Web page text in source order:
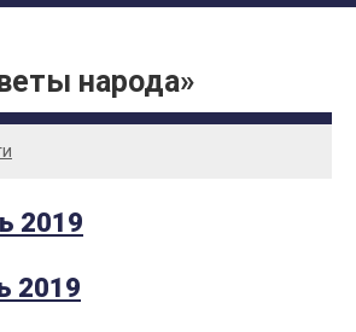
народа»
2019
2019